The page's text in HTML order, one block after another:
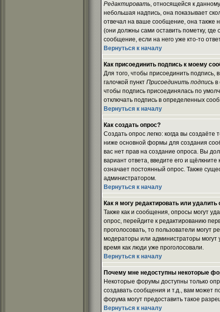
Редактировать, относящейся к
небольшая надпись, она показывает
отвечал на ваше сообщение, она также
(они должны сами оставить пометку, где
сообщение, если на него уже кто-то
Вернуться к началу
Как присоединить подпись к моему
Для того, чтобы присоединить
галочкой пункт Присоединить подпись в
чтобы подпись присоединялась по
отключать подпись в определенных
Вернуться к началу
Как создать опрос?
Создать опрос легко: когда вы
ниже основной формы для создания
вас нет прав на создание опроса. Вы
вариант ответа, введите его и щёлкните
означает постоянный опрос. Также
администратором.
Вернуться к началу
Как я могу редактировать или удалить
Также как и сообщения, опросы могут
опрос, перейдите к редактированию
проголосовать, то пользователи могут
модераторы или администраторы могут
время как люди уже проголосовали.
Вернуться к началу
Почему мне недоступны некоторые
Некоторые форумы доступны только
создавать сообщения и т.д., вам может
форума могут предоставить такое
Вернуться к началу